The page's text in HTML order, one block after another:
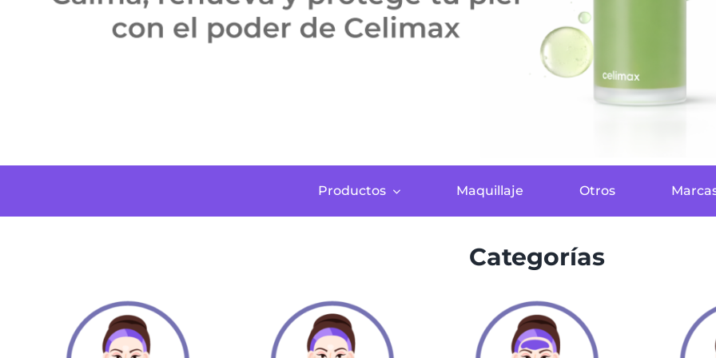
Productos Maquillaje Otros
Categorías